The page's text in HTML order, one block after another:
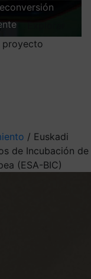
proyecto
/ Euskadi
de Incubación de
(ESA-BIC)